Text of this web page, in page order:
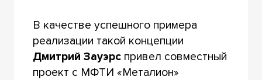
В качестве успешного примера
реализации такой концепции
Дмитрий Зауэрспривел совместный
проект с МФТИ «Металион»